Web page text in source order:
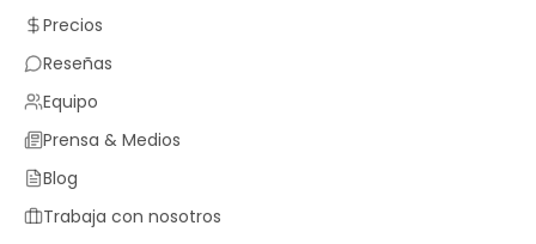
Precios
Reseñas
Equipo
Prensa & Medios
Blog
Trabaja con nosotros